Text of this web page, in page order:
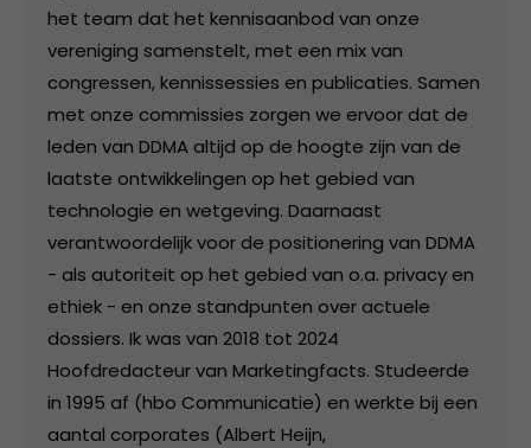
het team dat het kennisaanbod van onze
vereniging samenstelt, met een mix van
congressen, kennissessies en publicaties. Samen
met onze commissies zorgen we ervoor dat de
leden van DDMA altijd op de hoogte zijn van de
laatste ontwikkelingen op het gebied van
technologie en wetgeving. Daarnaast
verantwoordelijk voor de positionering van DDMA
- als autoriteit op het gebied van o.a. privacy en
ethiek - en onze standpunten over actuele
dossiers. Ik was van 2018 tot 2024
Hoofdredacteur van Marketingfacts. Studeerde
in 1995 af (hbo Communicatie) en werkte bij een
aantal corporates (Albert Heijn,